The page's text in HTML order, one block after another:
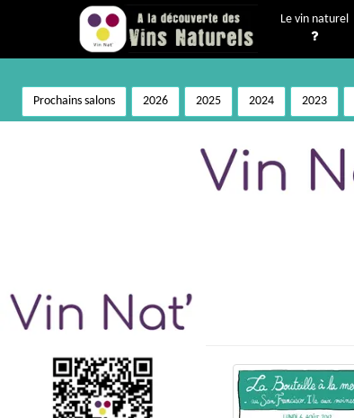
Le vin naturel
Prochains salons 2026 2025 2024 2023